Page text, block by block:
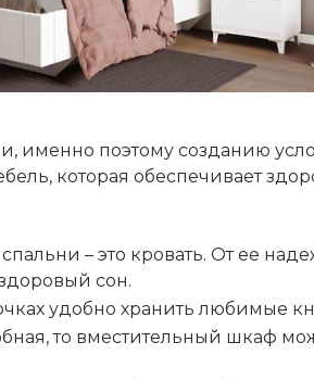
именно поэтому созданию
которая обеспечивает
– это кровать. От ее
сон.
удобно хранить любимые
то вместительный шкаф